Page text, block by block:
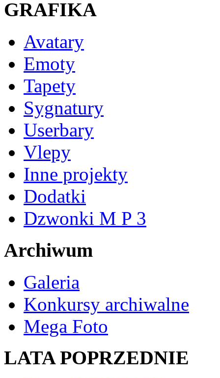
GRAFIKA
Avatary
Emoty
Tapety
Sygnatury
Userbary
Vlepy
Inne projekty
Dodatki
Dzwonki M P 3
Archiwum
Galeria
Konkursy archiwalne
Mega Foto
LATA POPRZEDNIE